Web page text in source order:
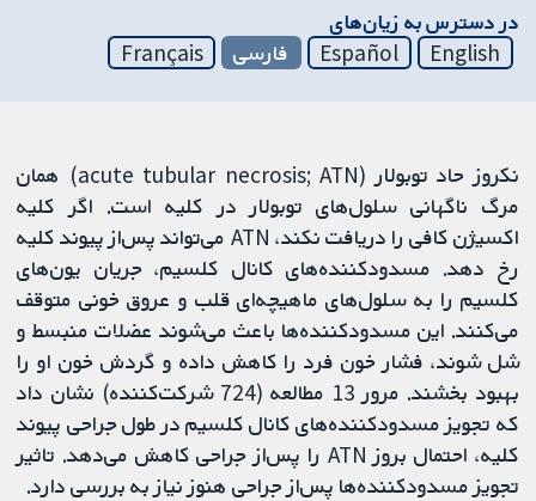
در دسترس به زیان‌های
English
Español فارسی Français
نکروز حاد توبولار (acute tubular necrosis; ATN) همان
مرگ ناگهانی سلول‌های توبولار در کلیه است. اگر کلیه
اکسیژن کافی را دریافت نکند، ATN می‌تواند پس‌از پیوند کلیه
رخ دهد. مسدودکننده‌های کانال کلسیم، جریان یون‌های
کلسیم را به سلول‌های ماهیچه‌ای قلب و عروق خونی متوقف
می‌کنند. این مسدودکننده‌ها باعث می‌شوند عضلات منبسط و
شل شوند، فشار خون فرد را کاهش داده و گردش خون او را
بهبود بخشند. مرور 13 مطالعه (724 شرکت‌کننده) نشان داد
که تجویز مسدودکننده‌های کانال کلسیم در طول جراحی پیوند
کلیه، احتمال بروز ATN را پس‌از جراحی کاهش می‌دهد. تاثیر
تجویز مسدودکننده‌ها پس‌از جراحی هنوز نیاز به بررسی دارد.